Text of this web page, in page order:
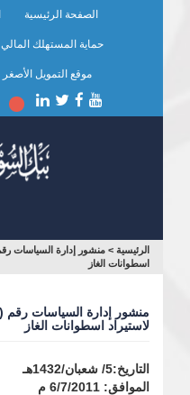
الصفحة الرئيسية
حماية المستهلك المالي
موقع التمويل الأصغر
أنت
الرئيسية >
اسطوانات الغاز
لاستيراد اسطوانات الغاز
التاريخ:5/ شعبان/1432هـ
الموافق: 6/7/2011 م